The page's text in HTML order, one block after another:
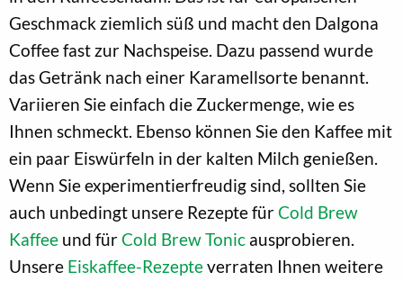
Geschmack ziemlich süß und macht den Dalgona
Coffee fast zur Nachspeise. Dazu passend wurde
das Getränk nach einer Karamellsorte benannt.
Variieren Sie einfach die Zuckermenge, wie es
Ihnen schmeckt. Ebenso können Sie den Kaffee mit
ein paar Eiswürfeln in der kalten Milch genießen.
Wenn Sie experimentierfreudig sind, sollten Sie
auch unbedingt unsere Rezepte fürCold Brew
Kaffee und fürCold Brew Tonic ausprobieren.
Unsere Eiskaffee-Rezepteverraten Ihnen weitere